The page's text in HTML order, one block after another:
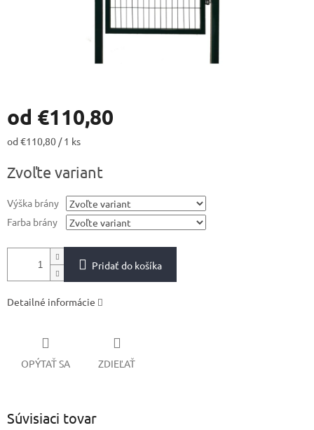
od €110,80
Jednotková
od €110,80 / 1 ks
Zvoľte variant
Výška brány
Farba brány
Pridať do košíka
Detailné informácie
OPÝTAŤ SA ZDIEĽAŤ
Súvisiaci tovar